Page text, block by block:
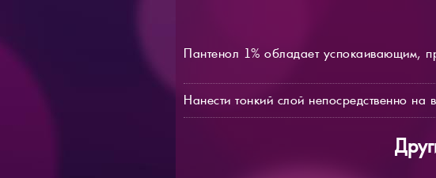
Пантенол 1% обладает успокаивающим,
Нанести тонкий слой непосредственно на